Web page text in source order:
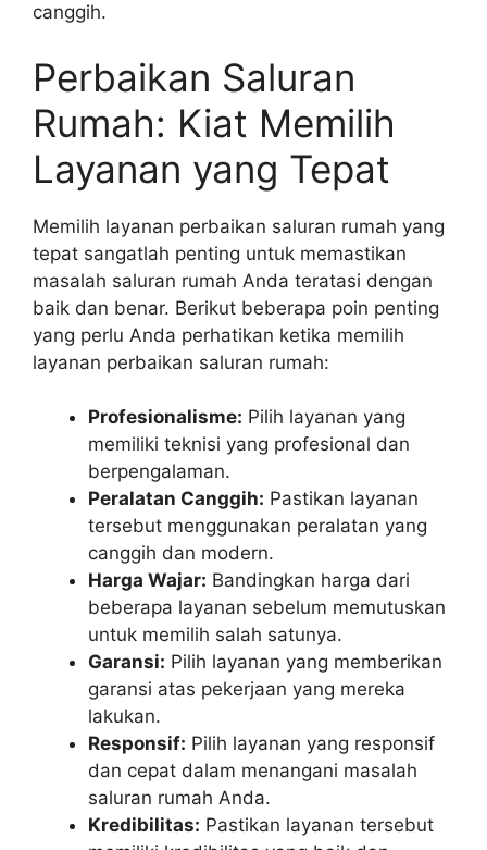
canggih.
Perbaikan Saluran
Rumah: Kiat Memilih
Layanan yang Tepat
Memilih layanan perbaikan saluran rumah yang
tepat sangatlah penting untuk memastikan
masalah saluran rumah Anda teratasi dengan
baik dan benar. Berikut beberapa poin penting
yang perlu Anda perhatikan ketika memilih
layanan perbaikan saluran rumah:
Profesionalisme: Pilih layanan yang
memiliki teknisi yang profesional dan
berpengalaman.
Peralatan Canggih: Pastikan layanan
tersebut menggunakan peralatan yang
canggih dan modern.
Harga Wajar: Bandingkan harga dari
beberapa layanan sebelum memutuskan
untuk memilih salah satunya.
Garansi: Pilih layanan yang memberikan
garansi atas pekerjaan yang mereka
lakukan.
Responsif: Pilih layanan yang responsif
dan cepat dalam menangani masalah
saluran rumah Anda.
Kredibilitas: Pastikan layanan tersebut